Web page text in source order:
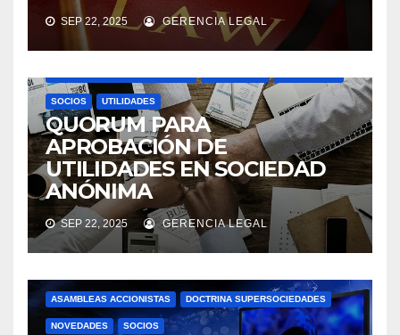
SEP 22, 2025 GERENCIA LEGAL
SOCIOS UTILIDADES
QUORUM PARA
APROBACIÓN DE
UTILIDADES EN SOCIEDAD
ANÓNIMA
SEP 22, 2025 GERENCIA LEGAL
ASAMBLEAS ACCIONISTAS DOCTRINA SUPERSOCIEDADES
NOVEDADES SOCIOS